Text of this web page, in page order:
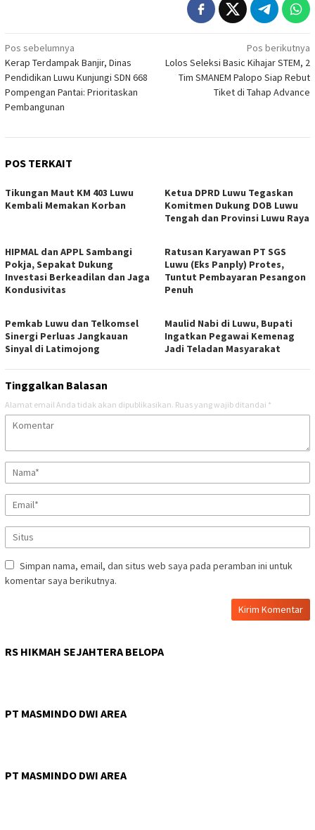
Navigasi
pos
Pos sebelumnya
Kerap Terdampak Banjir, Dinas
Pendidikan Luwu Kunjungi SDN 668
Pompengan Pantai: Prioritaskan
Pembangunan
Pos berikutnya
Lolos Seleksi Basic Kihajar STEM, 2
Tim SMANEM Palopo Siap Rebut
Tiket di Tahap Advance
POS TERKAIT
Tikungan Maut KM 403 Luwu
Kembali Memakan Korban
Ketua DPRD Luwu Tegaskan
Komitmen Dukung DOB Luwu
Tengah dan Provinsi Luwu Raya
HIPMAL dan APPL Sambangi
Pokja, Sepakat Dukung
Investasi Berkeadilan dan Jaga
Kondusivitas
Ratusan Karyawan PT SGS
Luwu (Eks Panply) Protes,
Tuntut Pembayaran Pesangon
Penuh
Pemkab Luwu dan Telkomsel
Sinergi Perluas Jangkauan
Sinyal di Latimojong
Maulid Nabi di Luwu, Bupati
Ingatkan Pegawai Kemenag
Jadi Teladan Masyarakat
Tinggalkan Balasan
Alamat email Anda tidak akan dipublikasikan. Ruas yang wajib ditandai *
Simpan nama, email, dan situs web saya pada peramban ini untuk
komentar saya berikutnya.
RS HIKMAH SEJAHTERA BELOPA
PT MASMINDO DWI AREA
PT MASMINDO DWI AREA